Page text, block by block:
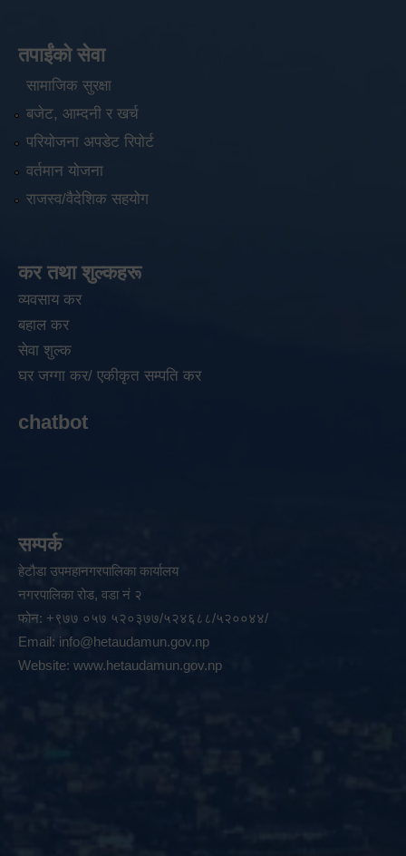
तपाईंको सेवा
सामाजिक सुरक्षा
बजेट, आम्दनी र खर्च
परियोजना अपडेट रिपोर्ट
वर्तमान योजना
राजस्व/वैदेशिक सहयोग
कर तथा शुल्कहरू
व्यवसाय कर
बहाल कर
सेवा शुल्क
घर जग्गा कर/ एकीकृत सम्पति कर
chatbot
सम्पर्क
हेटौडा उपमहानगरपालिका कार्यालय
नगरपालिका रोड, वडा नं २
फोन: +९७७ ०५७ ५२०३७७/५२४६८८/५२००४४/
Email: info@hetaudamun.gov.np
Website: www.hetaudamun.gov.np